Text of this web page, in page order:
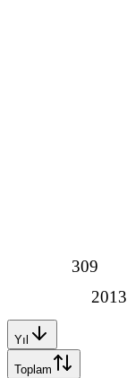
2013
309
Yıl
Toplam